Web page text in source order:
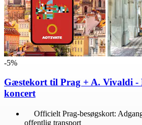
-5%
Gæstekort til Prag + A. Vivaldi -
koncert
Officielt Prag-besøgskort:
offentlig transport